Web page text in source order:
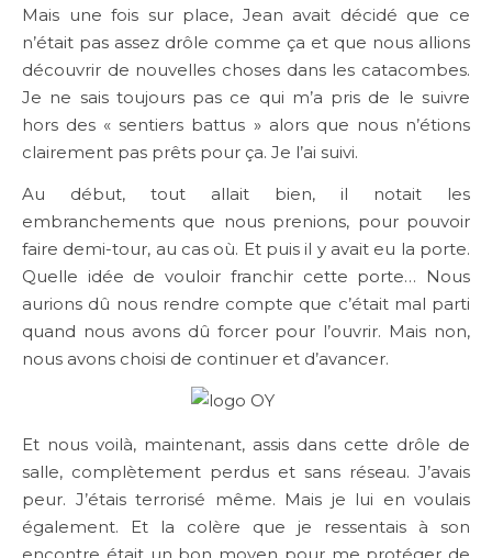
Mais une fois sur place, Jean avait décidé que ce
n’était pas assez drôle comme ça et que nous allions
découvrir de nouvelles choses dans les catacombes.
Je ne sais toujours pas ce qui m’a pris de le suivre
hors des « sentiers battus » alors que nous n’étions
clairement pas prêts pour ça. Je l’ai suivi.
Au début, tout allait bien, il notait les
embranchements que nous prenions, pour pouvoir
faire demi-tour, au cas où. Et puis il y avait eu la porte.
Quelle idée de vouloir franchir cette porte… Nous
aurions dû nous rendre compte que c’était mal parti
quand nous avons dû forcer pour l’ouvrir. Mais non,
nous avons choisi de continuer et d’avancer.
Et nous voilà, maintenant, assis dans cette drôle de
salle, complètement perdus et sans réseau. J’avais
peur. J’étais terrorisé même. Mais je lui en voulais
également. Et la colère que je ressentais à son